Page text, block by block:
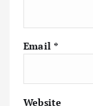
Email *
Website